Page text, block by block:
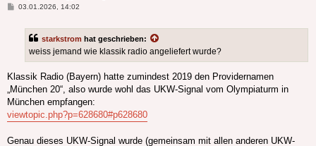
Beitrag
03.01.2026, 14:02
starkstrom hat geschrieben:
weiss jemand wie klassik radio angeliefert wurde?
Klassik Radio (Bayern) hatte zumindest 2019 den Providernamen
„München 20“, also wurde wohl das UKW-Signal vom Olympiaturm in
München empfangen:
viewtopic.php?p=628680#p628680
Genau dieses UKW-Signal wurde (gemeinsam mit allen anderen UKW-